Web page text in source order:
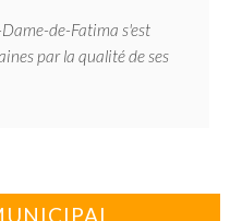
de-Fatima s'est
par la qualité de ses